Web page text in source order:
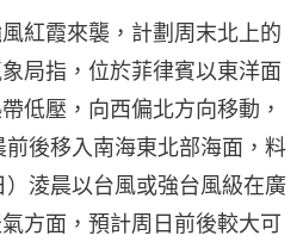
紅霞來襲，計劃周末北上的
局指，位於菲律賓以東洋面
低壓，向西偏北方向移動，
後移入南海東北部海面，料
淩晨以台風或強台風級在廣
方面，預計周日前後較大可